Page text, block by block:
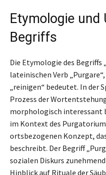
Etymologie und
Begriffs
Die Etymologie des Begriffs
lateinischen Verb
„reinigen“ bedeutet. In der
Prozess der
morphologisch interessant
im Kontext des
ortsbezogenen Konzept,
beschreibt. Der Begriff
sozialen Diskurs
Hinblick auf Rituale der